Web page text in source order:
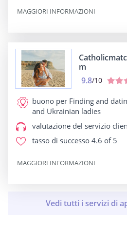
MAGGIORI INFORMAZIONI
m
9.8/10
buono per Finding and
and Ukrainian ladies
valutazione del servizio
tasso di successo 4.6 of 5
MAGGIORI INFORMAZIONI